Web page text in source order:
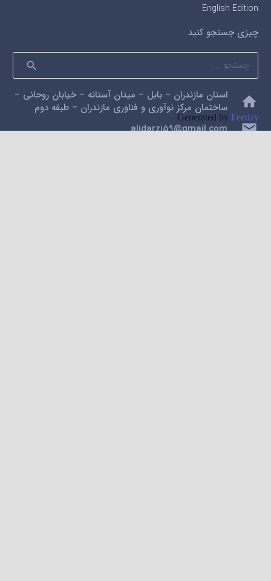
English Edition
چیزی جستجو کنید
جستجو
برای:
home
استان مازندران – بابل – میدان آستانه – خیابان روحانی –
ساختمان مرکز نوآوری و فناوری مازندران – طبقه دوم
mail
alidarzi59@gmail.com
Generated by Feedzy